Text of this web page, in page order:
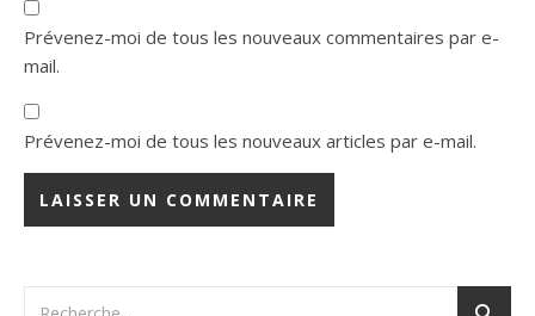
Prévenez-moi de tous les nouveaux commentaires par e-
mail.
Prévenez-moi de tous les nouveaux articles par e-mail.